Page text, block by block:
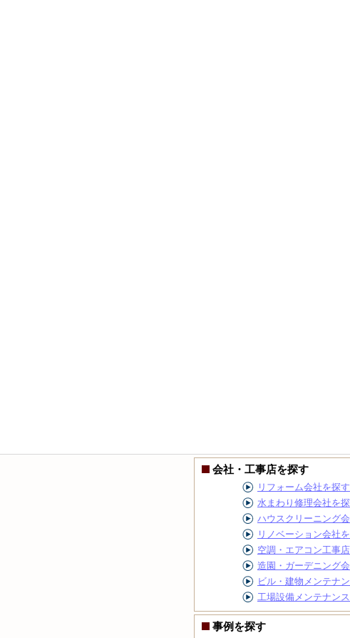
会社・工事店を探す
リフォーム会社を探す
水まわり修理会社を
ハウスクリーニング
リノベーション会社
空調・エアコン工事
造園・ガーデニング
ビル・建物メンテナ
工場設備メンテナン
事例を探す